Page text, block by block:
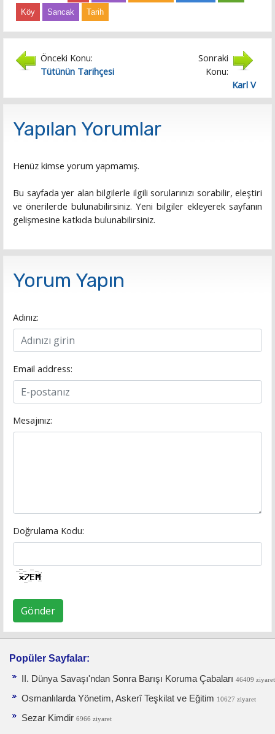
Köy
Sancak Tarih
Önceki Konu:
Tütünün Tarihçesi
Sonraki
Konu:
Karl V
Yapılan Yorumlar
Henüz kimse yorum yapmamış.
Bu sayfada yer alan bilgilerle ilgili sorularınızı sorabilir, eleştiri
ve önerilerde bulunabilirsiniz. Yeni bilgiler ekleyerek sayfanın
gelişmesine katkıda bulunabilirsiniz.
Yorum Yapın
Adınız:
Email address:
Mesajınız:
Doğrulama Kodu:
Gönder
Popüler Sayfalar:
II. Dünya Savaşı'ndan Sonra Barışı Koruma Ça­baları 46409 ziyaret
Osmanlılarda Yönetim, Askerî Teşkilat ve Eğitim 10627 ziyaret
Sezar Kimdir 6966 ziyaret